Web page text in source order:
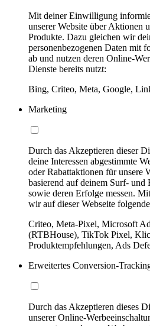
Mit deiner Einwilligung
unserer Website über Aktionen
Produkte. Dazu gleichen wir
personenbezogenen Daten mit
ab und nutzen deren Online-
Dienste bereits nutzt:
Bing, Criteo, Meta, Google,
Marketing
Durch das Akzeptieren dieser
deine Interessen abgestimmte
oder Rabattaktionen für unsere
basierend auf deinem Surf- und
sowie deren Erfolge messen.
wir auf dieser Webseite
Criteo, Meta-Pixel, Microsoft
(RTBHouse), TikTok Pixel,
Produktempfehlungen, Ads
Erweitertes Conversion-
Durch das Akzeptieren dieses
unserer Online-